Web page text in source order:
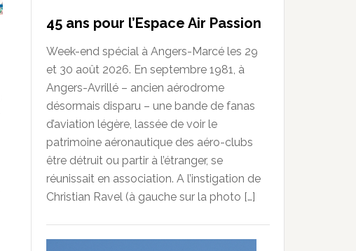
45 ans pour l’Espace Air Passion
Week-end spécial à Angers-Marcé les 29
et 30 août 2026. En septembre 1981, à
Angers-Avrillé – ancien aérodrome
désormais disparu – une bande de fanas
d’aviation légère, lassée de voir le
patrimoine aéronautique des aéro-clubs
être détruit ou partir à l’étranger, se
réunissait en association. A l’instigation de
Christian Ravel (à gauche sur la photo […]